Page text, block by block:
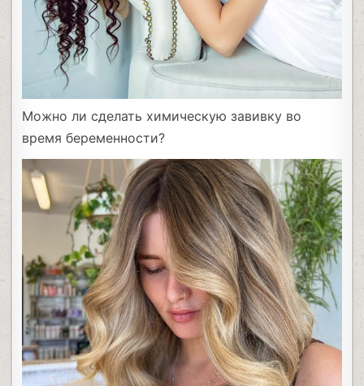
Можно ли сделать химическую завивку во
время беременности?